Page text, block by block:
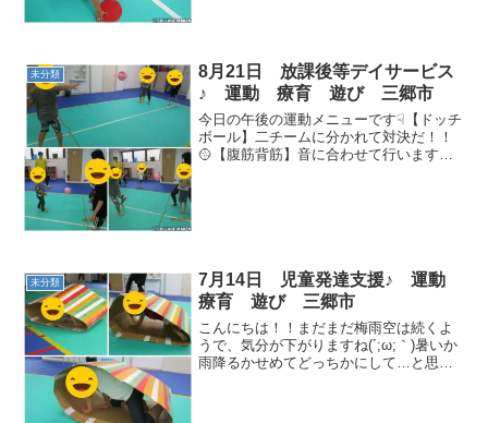
未分類
8月21日 放課後等デイサービス
♪ 運動 療育 遊び 三郷市
今日の午後の運動メニューです☟【ドッチ
ボール】二チームに分かれて対決だ！！
🥎【腹筋背筋】音に合わせて行います👊
未分類
7月14日 児童発達支援♪ 運動
療育 遊び 三郷市
こんにちは！！まだまだ梅雨空は続くよ
うで、気分が下がりますね(´;ω;｀)暑いか
雨降るかせめてどっちかにして…と思う